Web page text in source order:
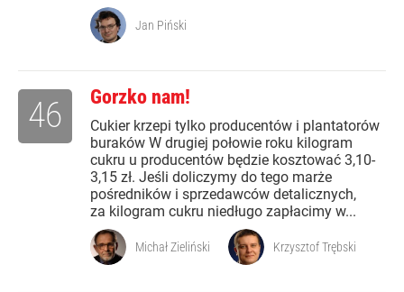
Jan Piński
Gorzko nam!
Cukier krzepi tylko producentów i plantatorów
buraków W drugiej połowie roku kilogram
cukru u producentów będzie kosztować 3,10-
3,15 zł. Jeśli doliczymy do tego marże
pośredników i sprzedawców detalicznych,
za kilogram cukru niedługo zapłacimy w...
46
Michał Zieliński Krzysztof Trębski